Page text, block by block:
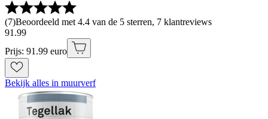
(7)Beoordeeld met 4.4 van de 5 sterren, 7 klantreviews
91 .99
Prijs: 91.99 euro
Bekijk alles in muurverf